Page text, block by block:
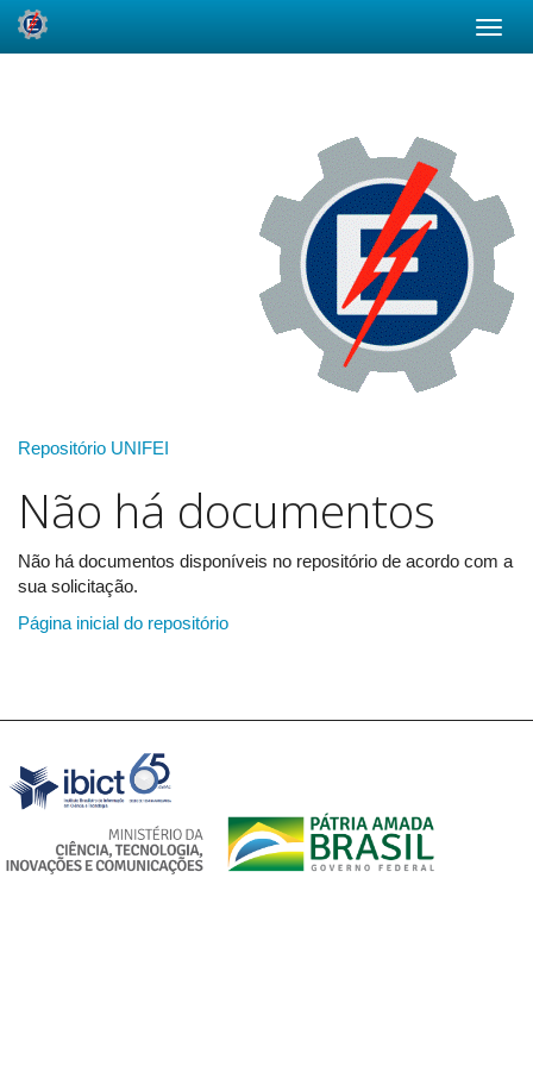
Repositório UNIFEI
Não há documentos
Não há documentos disponíveis no repositório de acordo com a
sua solicitação.
Página inicial do repositório